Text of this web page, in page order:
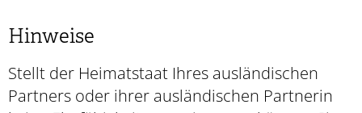
Hinweise
Stellt der Heimatstaat Ihres ausländischen
Partners oder ihrer ausländischen Partnerin